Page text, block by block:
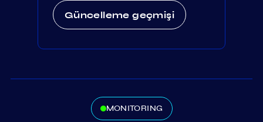
Güncelleme geçmişi
MONITORING